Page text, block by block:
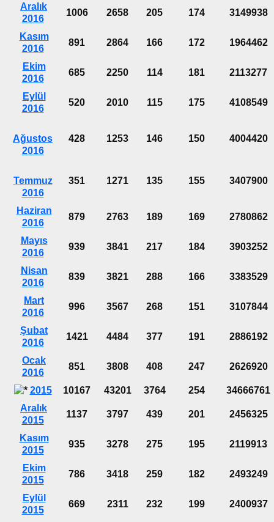
Aralık
2016
1006 2658 205 174 3149938
Kasım
2016
891 2864 166 172 1964462
Ekim
2016
685 2250 114 181 2113277
Eylül
2016
520 2010 115 175 4108549
Ağustos
2016
428 1253 146 150 4004420
Temmuz
2016
351 1271 135 155 3407900
Haziran
2016
879 2763 189 169 2780862
Mayıs
2016
939 3841 217 184 3903252
Nisan
2016
839 3821 288 166 3383529
Mart
2016
996 3567 268 151 3107844
Şubat
2016
1421 4484 377 191 2886192
Ocak
2016
851 3808 408 247 2626920
2015 10167 43201 3764 254
34666761
Aralık
2015
1137 3797 439 201 2456325
Kasım
2015
935 3278 275 195 2119913
Ekim
2015
786 3418 259 182 2493249
Eylül
2015
669 2311 232 199 2400937